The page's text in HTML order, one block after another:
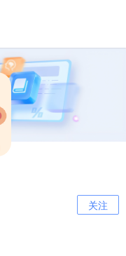
关注